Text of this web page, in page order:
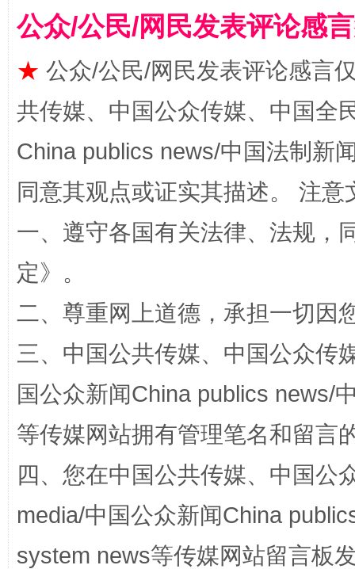
漫山遍野的桃花与雪山、麦地、白藏房 除
公众/公民/网民发表评论感
★ 公众/公民/网民发表评论感言
共传媒、中国公众传媒、中国全
China publics news/中国法制新
同意其观点或证实其描述。 注
一、遵守各国有关法律、法规，
定》。
二、尊重网上道德，承担一切因
三、中国公共传媒、中国公众传
国公众新闻China publics news/
等传媒网站拥有管理笔名和留言
四、您在中国公共传媒、中国公
media/中国公众新闻China
system news等传媒网站留言板